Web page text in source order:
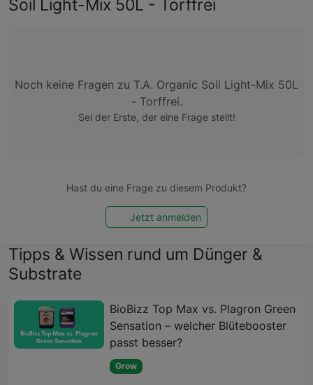
Soil Light-Mix 50L - Torffrei
Noch keine Fragen zu T.A. Organic Soil Light-Mix 50L
- Torffrei.
Sei der Erste, der eine Frage stellt!
Hast du eine Frage zu diesem Produkt?
Jetzt anmelden
Tipps & Wissen rund um Dünger &
Substrate
BioBizz Top Max vs. Plagron Green
Sensation – welcher Blütebooster
passt besser?
Grow